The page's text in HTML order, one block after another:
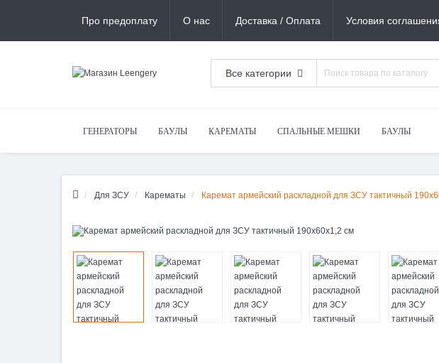
Про предоплату О нас Доставка / Оплата Условия
Все категории
ГЕНЕРАТОРЫ БАУЛЫ КАРЕМАТЫ СПАЛЬНЫЕ МЕШКИ БАУЛЫ
Для ЗСУ Карематы Каремат армейский раскладной для ЗСУ тактичный